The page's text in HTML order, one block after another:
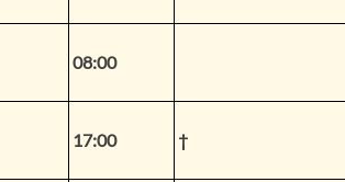
08:00
17:00 †